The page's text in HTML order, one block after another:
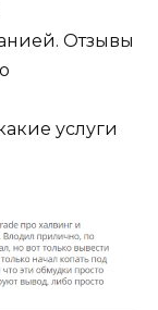
Отзывы
услуги